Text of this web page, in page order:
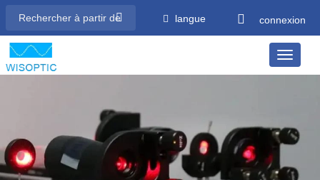
langue connexion